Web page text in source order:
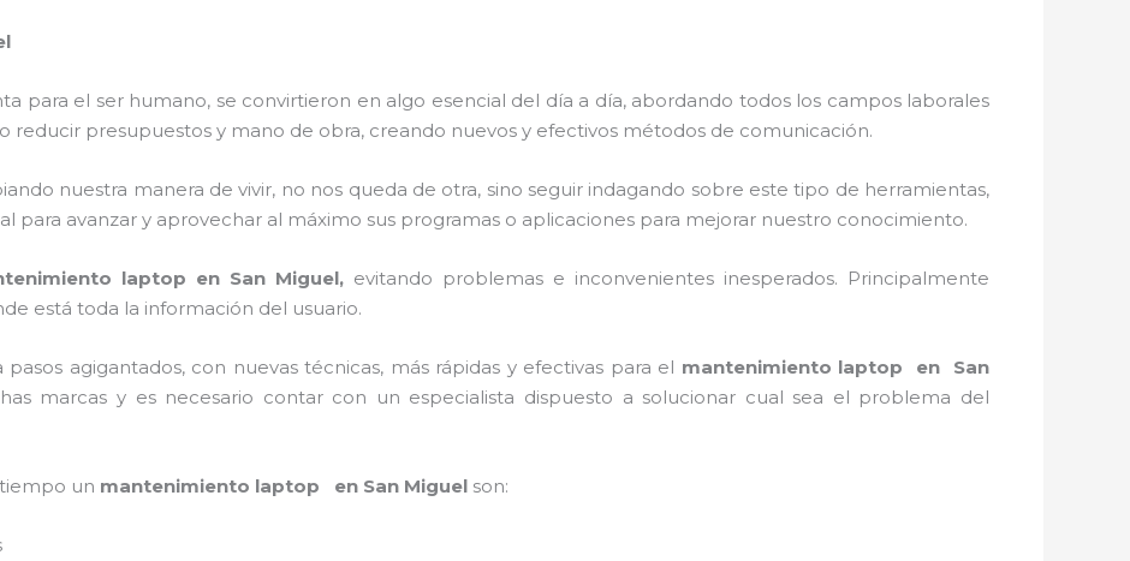
para el ser humano, se convirtieron en algo esencial del día a día, abordando todos los campos laborales
reducir presupuestos y mano de obra, creando nuevos y efectivos métodos de comunicación.
nuestra manera de vivir, no nos queda de otra, sino seguir indagando sobre este tipo de herramientas,
para avanzar y aprovechar al máximo sus programas o aplicaciones para mejorar nuestro conocimiento.
laptop en San Miguel, evitando problemas e inconvenientes inesperados. Principalmente
está toda la información del usuario.
agigantados, con nuevas técnicas, más rápidas y efectivas para el mantenimiento laptop en
San
marcas y es necesario contar con un especialista dispuesto a solucionar cual sea el problema del
un mantenimiento laptop en San Miguel son: